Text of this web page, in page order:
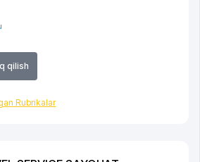
qilish
Rubrikalar